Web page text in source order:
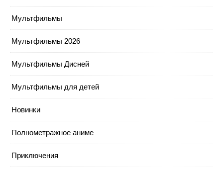
Мультфильмы
Мультфильмы 2026
Мультфильмы Дисней
Мультфильмы для детей
Новинки
Полнометражное аниме
Приключения